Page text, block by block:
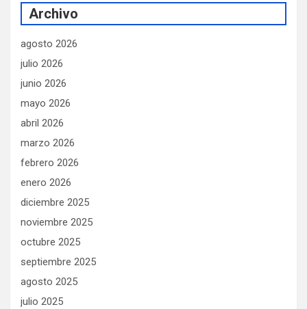
Archivo
agosto 2026
julio 2026
junio 2026
mayo 2026
abril 2026
marzo 2026
febrero 2026
enero 2026
diciembre 2025
noviembre 2025
octubre 2025
septiembre 2025
agosto 2025
julio 2025